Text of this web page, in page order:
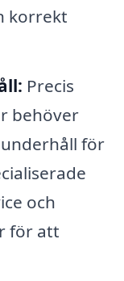
korrekt
Precis
behöver
för
och
för att